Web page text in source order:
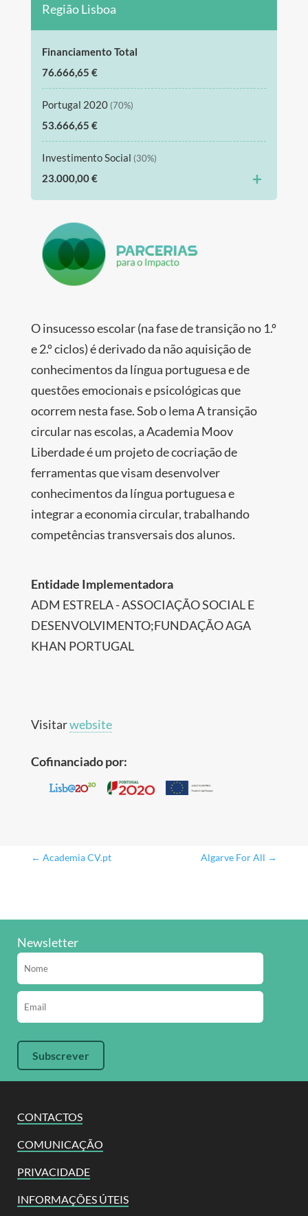
Região Lisboa
Financiamento Total
76.666,65 €
Portugal 2020 (70%)
53.666,65 €
Investimento Social (30%)
23.000,00 € +
O insucesso escolar (na fase de transição no 1.º
e 2.º ciclos) é derivado da não aquisição de
conhecimentos da língua portuguesa e de
questões emocionais e psicológicas que
ocorrem nesta fase. Sob o lema A transição
circular nas escolas, a Academia Moov
Liberdade é um projeto de cocriação de
ferramentas que visam desenvolver
conhecimentos da língua portuguesa e
integrar a economia circular, trabalhando
competências transversais dos alunos.
Entidade Implementadora
ADM ESTRELA - ASSOCIAÇÃO SOCIAL E
DESENVOLVIMENTO;FUNDAÇÃO AGA
KHAN PORTUGAL
Visitarwebsite
Cofinanciado por:
← Academia CV.pt Algarve For All →
CONTACTOS
COMUNICAÇÃO
PRIVACIDADE
INFORMAÇÕES ÚTEIS
Newsletter